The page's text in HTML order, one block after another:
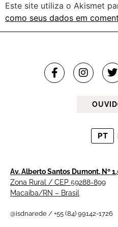
Este site utiliza o Akismet
como seus dados em
PT
Av. Alberto Santos Dumont, Nº
Zona Rural / CEP 59288-899
Macaíba/RN – Brasil
@isdnarede / +55 (84) 99142-1726